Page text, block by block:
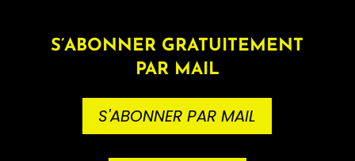
S’ABONNER GRATUITEMENT
PAR MAIL
S'ABONNER PAR MAIL